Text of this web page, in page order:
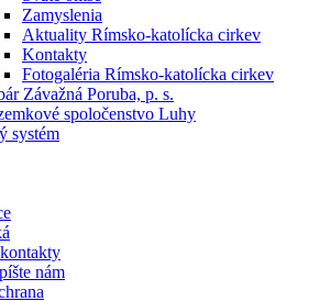
Zamyslenia
Aktuality Rímsko-katolícka cirkev
Kontakty
Fotogaléria Rímsko-katolícka cirkev
Závažná Poruba, p. s.
spoločenstvo Luhy
systém
nám